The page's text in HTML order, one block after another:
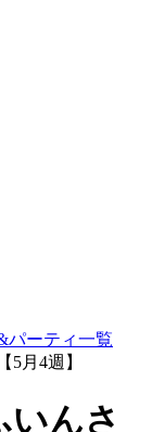
パーティ一覧
月4週】
いんさ